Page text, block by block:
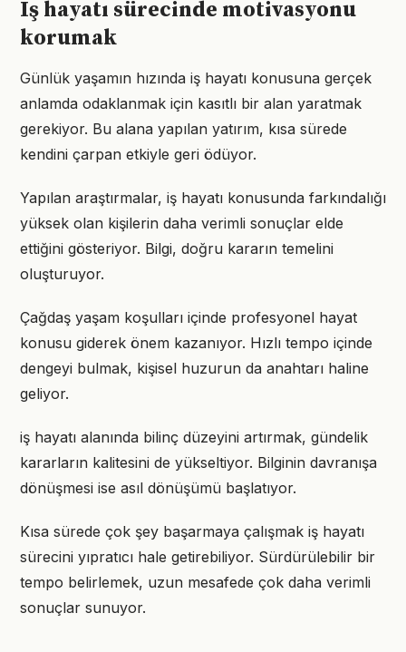
Iş hayatı sürecinde motivasyonu
korumak
Günlük yaşamın hızında iş hayatı konusuna gerçek
anlamda odaklanmak için kasıtlı bir alan yaratmak
gerekiyor. Bu alana yapılan yatırım, kısa sürede
kendini çarpan etkiyle geri ödüyor.
Yapılan araştırmalar, iş hayatı konusunda farkındalığı
yüksek olan kişilerin daha verimli sonuçlar elde
ettiğini gösteriyor. Bilgi, doğru kararın temelini
oluşturuyor.
Çağdaş yaşam koşulları içinde profesyonel hayat
konusu giderek önem kazanıyor. Hızlı tempo içinde
dengeyi bulmak, kişisel huzurun da anahtarı haline
geliyor.
iş hayatı alanında bilinç düzeyini artırmak, gündelik
kararların kalitesini de yükseltiyor. Bilginin davranışa
dönüşmesi ise asıl dönüşümü başlatıyor.
Kısa sürede çok şey başarmaya çalışmak iş hayatı
sürecini yıpratıcı hale getirebiliyor. Sürdürülebilir bir
tempo belirlemek, uzun mesafede çok daha verimli
sonuçlar sunuyor.